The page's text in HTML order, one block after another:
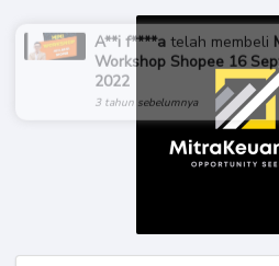
A**i f****a telah membeli
Workshop Shopee 16
2022
3 tahun sebelumnya